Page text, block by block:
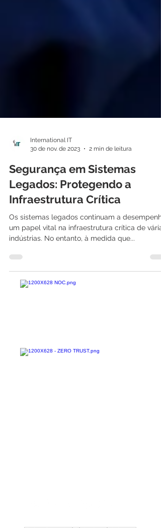
30 de nov. de 2023
2 min de leitura
Segurança em Sistemas
Legados: Protegendo a
Infraestrutura Crítica
Os sistemas legados continuam a
indústrias. No entanto, à medida que...